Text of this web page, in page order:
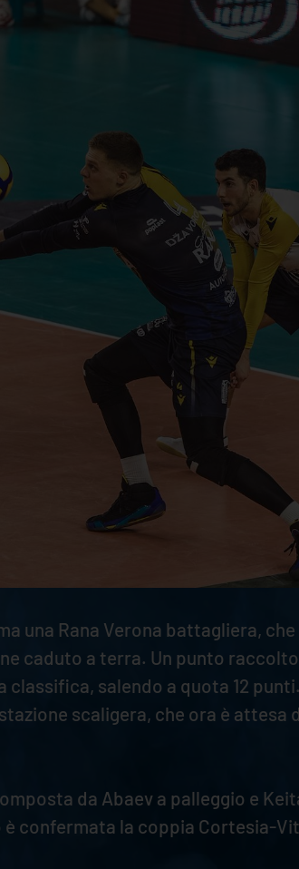
una Rana Verona battagliera,
caduto a terra. Un punto
salendo a quota 12
scaligera, che ora è attesa
da Abaev a palleggio e
confermata la coppia Cortesia-